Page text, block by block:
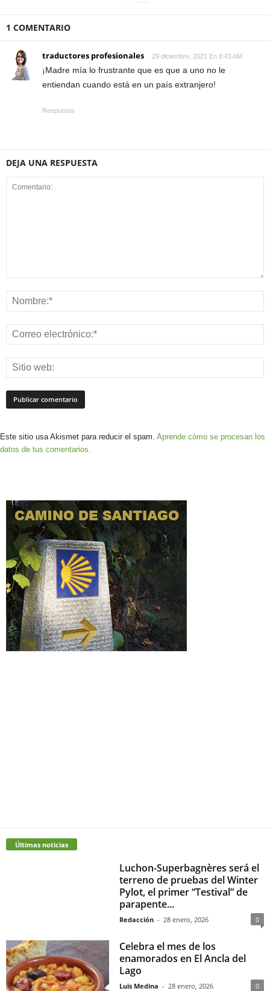
1 COMENTARIO
traductores profesionales 29 diciembre, 2021 En 8:43 AM
¡Madre mía lo frustrante que es que a uno no le
entiendan cuando está en un país extranjero!
Respuesta
DEJA UNA RESPUESTA
Este sitio usa Akismet para reducir el spam. Aprende cómo se procesan los
datos de tus comentarios.
Últimas noticias
Luchon-Superbagnères será el
terreno de pruebas del Winter
Pylot, el primer “Testival” de
parapente...
Redacción - 28 enero, 2026 0
Celebra el mes de los
enamorados en El Ancla del
Lago
Luis Medina - 28 enero, 2026 0